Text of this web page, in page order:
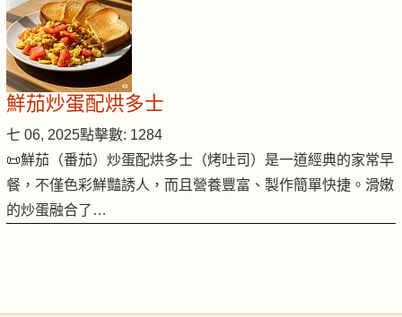
鮮茄炒蛋配烘多士
七 06, 2025點擊數: 1284
📜鮮茄（番茄）炒蛋配烘多士（烤吐司）是一道經典的家常早
餐，不僅色彩鮮豔誘人，而且營養豐富、製作簡單快捷。滑嫩
的炒蛋融合了…